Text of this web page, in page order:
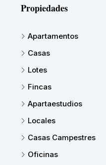
Propiedades
Apartamentos
Casas
Lotes
Fincas
Apartaestudios
Locales
Casas Campestres
Oficinas